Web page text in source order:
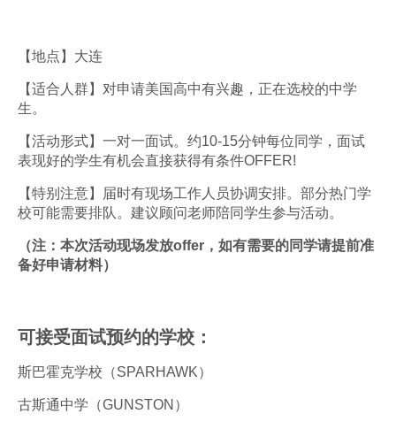
【地点】大连
【适合人群】对申请美国高中有兴趣，正在选校的中学
生。
【活动形式】一对一面试。约10-15分钟每位同学，面试
表现好的学生有机会直接获得有条件OFFER!
【特别注意】届时有现场工作人员协调安排。部分热门学
校可能需要排队。建议顾问老师陪同学生参与活动。
（注：本次活动现场发放offer ，如有需要的同学请提前准
备好申请材料）
可接受面试预约的学校：
斯巴霍克学校（SPARHAWK）
古斯通中学（GUNSTON）